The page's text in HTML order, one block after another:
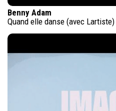
Benny Adam
Quand elle danse (avec Lartiste)